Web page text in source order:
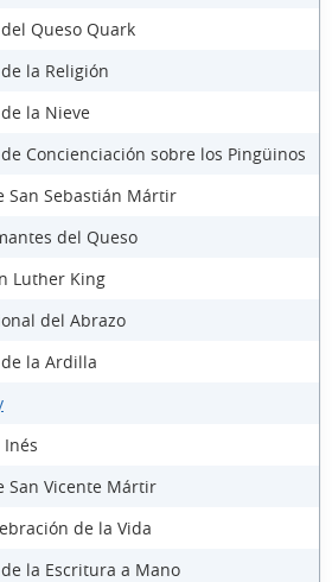
Queso Quark
la Religión
la Nieve
Concienciación sobre los Pingüinos
San Sebastián Mártir
del Queso
Luther King
del Abrazo
la Ardilla
Inés
San Vicente Mártir
de la Vida
la Escritura a Mano